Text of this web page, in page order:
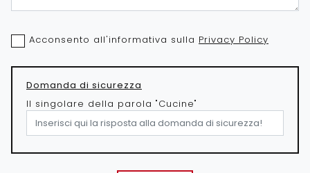
Acconsento all'informativa sulla Privacy Policy
Domanda di sicurezza
Il singolare della parola "Cucine"